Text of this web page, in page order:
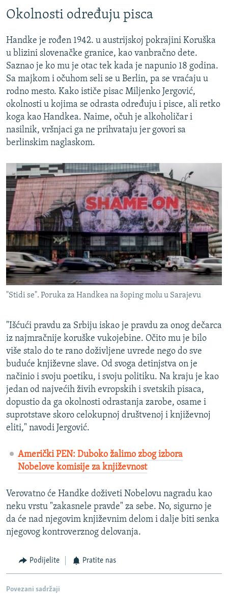
Okolnosti određuju pisca
Handke je rođen 1942. u austrijskoj pokrajini Koruška
u blizini slovenačke granice, kao vanbračno dete.
Saznao je ko mu je otac tek kada je napunio 18 godina.
Sa majkom i očuhom seli se u Berlin, pa se vraćaju u
rodno mesto. Kako ističe pisac Miljenko Jergović,
okolnosti u kojima se odrasta određuju i pisce, ali retko
koga kao Handkea. Naime, očuh je alkoholičar i
nasilnik, vršnjaci ga ne prihvataju jer govori sa
berlinskim naglaskom.
"Stidi se". Poruka za Handkea na šoping molu u Sarajevu
"Išćući pravdu za Srbiju iskao je pravdu za onog dečarca
iz najmračnije koruške vukojebine. Očito mu je bilo
više stalo do te rano doživljene uvrede nego do sve
buduće književne slave. Od svoga detinjstva on je
načinio i svoju poetiku, i svoju politiku. Na kraju je kao
jedan od najvećih živih evropskih i svetskih pisaca,
dopustio da ga okolnosti odrastanja zarobe, osame i
suprotstave skoro celokupnoj društvenoj i književnoj
eliti," navodi Jergović.
Američki PEN: Duboko žalimo zbog izbora
Nobelove komisije za književnost
Verovatno će Handke doživeti Nobelovu nagradu kao
neku vrstu "zakasnele pravde" za sebe. No, sigurno je
da će nad njegovim književnim delom i dalje biti senka
njegovog kontroverznog delovanja.
Podijelite Pratite nas
Povezani sadržaji